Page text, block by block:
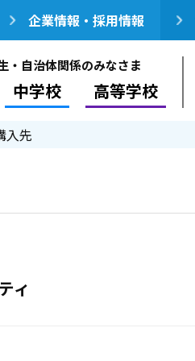
企業情報・採用情報
・自治体関係のみなさま
中学校 高等学校
入先
ィ